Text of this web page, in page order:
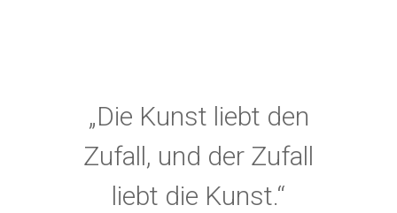
„Die Kunst liebt den
Zufall, und der Zufall
liebt die Kunst.“